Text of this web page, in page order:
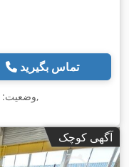
تماس بگیرید
وضعیت:,
آگهی کوچک